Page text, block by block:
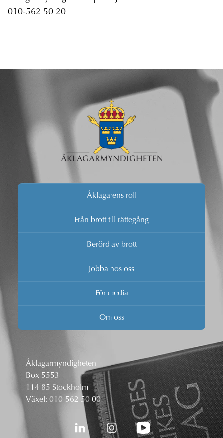
010-562 50 20
Åklagarens roll
Från brott till rättegång
Berörd av brott
Jobba hos oss
För media
Om oss
Åklagarmyndigheten
Box 5553
114 85 Stockholm
Växel: 010-562 50 00